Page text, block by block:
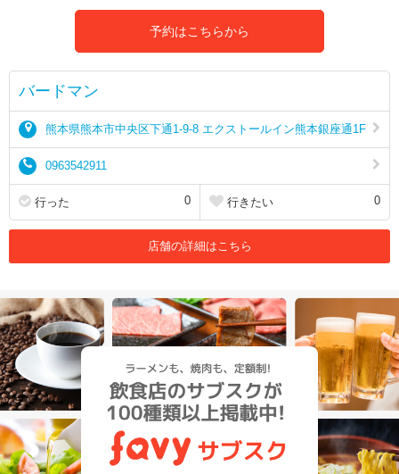
予約はこちらから
バードマン
熊本県熊本市中央区下通1-9-8 エクストールイン熊本銀座通1F
0963542911
行った 0 行きたい 0
店舗の詳細はこちら